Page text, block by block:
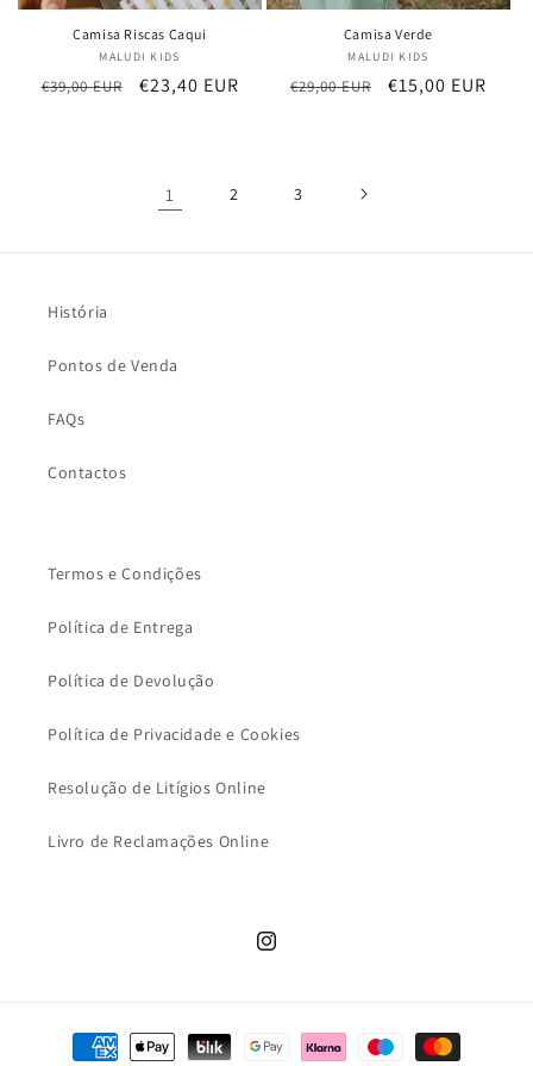
Camisa Riscas Caqui
Fornecedor:
MALUDI KIDS
Preço
€39,00 EUR
Preço
€23,40 EUR
Camisa Verde
Fornecedor:
MALUDI KIDS
Preço
€29,00 EUR
Preço
€15,00 EUR
1 2 3
História
Pontos de Venda
FAQs
Contactos
Termos e Condições
Política de Entrega
Política de Devolução
Política de Privacidade e Cookies
Resolução de Litígios Online
Livro de Reclamações Online
Instagram
Métodos